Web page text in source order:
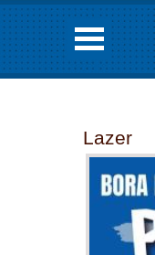
Lazer